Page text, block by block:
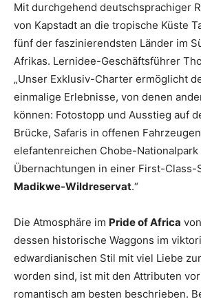
Mit durchgehend deutschsprachiger
von Kapstadt an die tropische Küste
fünf der faszinierendsten Länder im
Afrikas. Lernidee-Geschäftsführer
„Unser Exklusiv-Charter ermöglicht
einmalige Erlebnisse, von denen
können: Fotostopp und Ausstieg auf
Brücke, Safaris in offenen
elefantenreichen Chobe-Nationalpark
Übernachtungen in einer First-Class-
Madikwe-Wildreservat.“
Die Atmosphäre im Pride of Africa
dessen historische Waggons im
edwardianischen Stil mit viel Liebe
worden sind, ist mit den Attributen
romantisch am besten beschrieben.